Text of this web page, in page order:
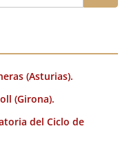
ir
(Asturias).
(Girona).
del Ciclo de